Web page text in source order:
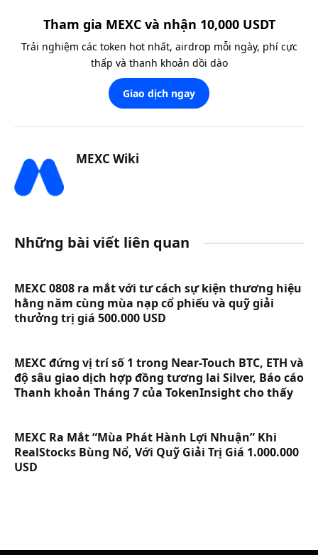
Tham gia MEXC và nhận 10,000 USDT
Trải nghiệm các token hot nhất, airdrop mỗi ngày, phí cực
thấp và thanh khoản dồi dào
Giao dịch ngay
MEXC Wiki
Những bài viết liên quan
MEXC 0808 ra mắt với tư cách sự kiện thương hiệu
hằng năm cùng mùa nạp cổ phiếu và quỹ giải
thưởng trị giá 500.000 USD
MEXC đứng vị trí số 1 trong Near-Touch BTC, ETH và
độ sâu giao dịch hợp đồng tương lai Silver, Báo cáo
Thanh khoản Tháng 7 của TokenInsight cho thấy
MEXC Ra Mắt “Mùa Phát Hành Lợi Nhuận” Khi
RealStocks Bùng Nổ, Với Quỹ Giải Trị Giá 1.000.000
USD